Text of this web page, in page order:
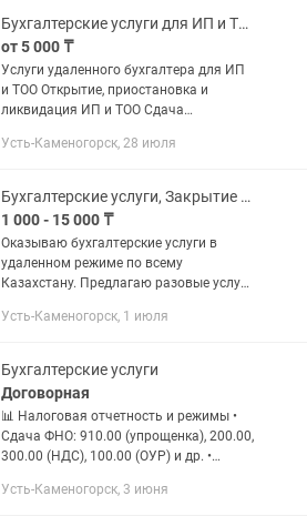
Бухгалтерские услуги для ИП и ТОО
от 5 000 ₸
Услуги удаленного бухгалтера для ИП
и ТОО Открытие, приостановка и
ликвидация ИП и ТОО Сдача
ошибок ф100.00, ф200.00, ф300.00,
Усть-Каменогорск, 28 июля
Бухгалтерские услуги, Закрытие ИП, ТОО, Декларация, Отчеты, Разблокировка
1 000 - 15 000 ₸
Оказываю бухгалтерские услуги в
удаленном режиме по всему
Казахстану. Предлагаю разовые услуги
Открытие/Приостановление/
СНТ,...
Усть-Каменогорск, 1 июля
Бухгалтерские услуги
Договорная
📊 Налоговая отчетность и режимы •
Сдача ФНО: 910.00 (упрощенка), 200.00,
300.00 (НДС), 100.00 (ОУР) и др. •
заполнении и сдаче деклараций форма
Усть-Каменогорск, 3 июня